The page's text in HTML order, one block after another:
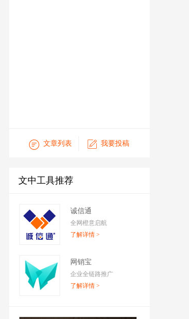
文章列表 我要投稿
文中工具推荐
诚信通
全网橙意启航
了解详情 >
网销宝
企业全链路推广
了解详情 >